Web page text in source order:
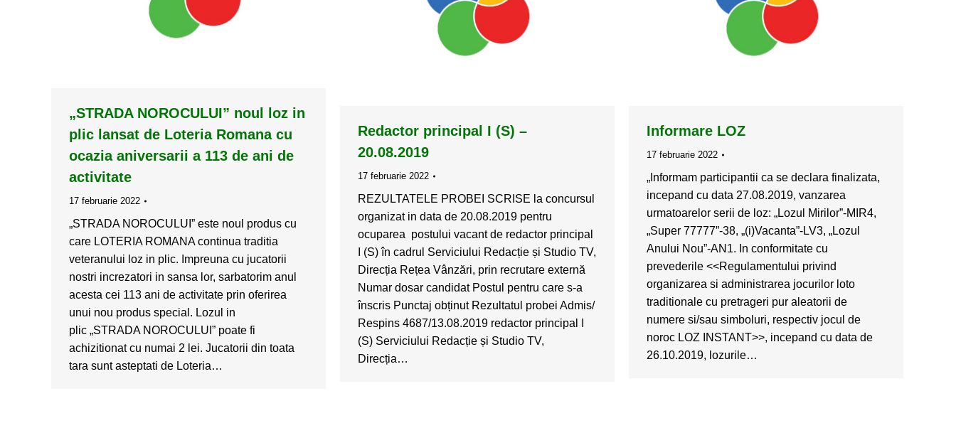
„STRADA NOROCULUI” noul loz in
plic lansat de Loteria Romana cu
ocazia aniversarii a 113 de ani de
activitate
17 februarie 2022
„STRADA NOROCULUI” este noul produs cu
care LOTERIA ROMANA continua traditia
veteranului loz in plic. Impreuna cu jucatorii
nostri increzatori in sansa lor, sarbatorim anul
acesta cei 113 ani de activitate prin oferirea
unui nou produs special. Lozul in
plic „STRADA NOROCULUI” poate fi
achizitionat cu numai 2 lei. Jucatorii din toata
tara sunt asteptati de Loteria…
Redactor principal I (S) –
20.08.2019
17 februarie 2022
REZULTATELE PROBEI SCRISE la concursul
organizat in data de 20.08.2019 pentru
ocuparea postului vacant de redactor principal
I (S) în cadrul Serviciului Redacție și Studio TV,
Direcția Rețea Vânzări, prin recrutare externă
Numar dosar candidat Postul pentru care s-a
înscris Punctaj obținut Rezultatul probei Admis/
Respins 4687/13.08.2019 redactor principal I
(S) Serviciului Redacție și Studio TV,
Direcția…
Informare LOZ
17 februarie 2022
„Informam participantii ca se declara finalizata,
incepand cu data 27.08.2019, vanzarea
urmatoarelor serii de loz: „Lozul Mirilor”-MIR4,
„Super 77777”-38, „(i)Vacanta”-LV3, „Lozul
Anului Nou”-AN1. In conformitate cu
prevederile <<Regulamentului privind
organizarea si administrarea jocurilor loto
traditionale cu pretrageri pur aleatorii de
numere si/sau simboluri, respectiv jocul de
noroc LOZ INSTANT>>, incepand cu data de
26.10.2019, lozurile…